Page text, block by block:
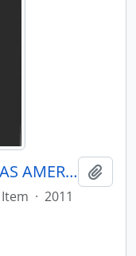
LIAMES LÍNGUAS INDÍGENAS AMERICANAS - CAMPINAS SP UNICAMP INSTITUTO DE EST - 2011 - Nº11
Item · 2011